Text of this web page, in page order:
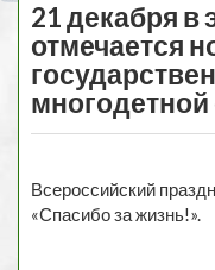
21 декабря в
отмечается
многодетной
Всероссийский
«Спасибо за жизнь!».